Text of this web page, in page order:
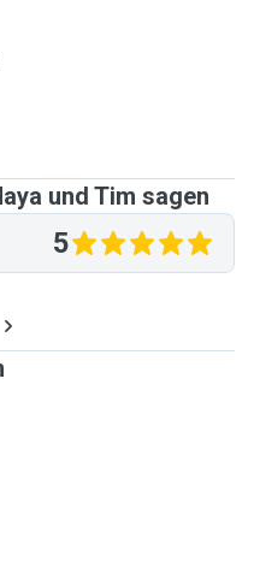
und Tim sagen
5